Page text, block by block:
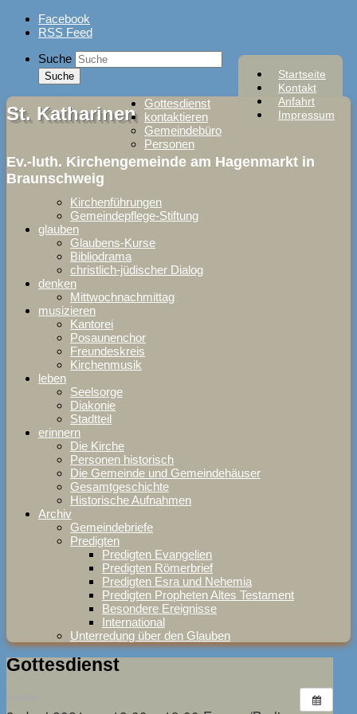
Skip
Facebook
RSS Feed
Startseite
Kontakt
Anfahrt
Impressum
Suche
St. Katharinen
Ev.-luth. Kirchengemeinde am Hagenmarkt in
Braunschweig
Gottesdienst
kontaktieren
Gemeindebüro
Personen
Kirchenführungen
Gemeindepflege-Stiftung
glauben
Glaubens-Kurse
Bibliodrama
christlich-jüdischer Dialog
denken
Mittwochnachmittag
musizieren
Kantorei
Posaunenchor
Freundeskreis
Kirchenmusik
leben
Seelsorge
Diakonie
Stadtteil
erinnern
Die Kirche
Personen historisch
Die Gemeinde und Gemeindehäuser
Gesamtgeschichte
Historische Aufnahmen
Archiv
Gemeindebriefe
Predigten
Predigten Evangelien
Predigten Römerbrief
Predigten Esra und Nehemia
Predigten Propheten Altes Testament
Besondere Ereignisse
International
Unterredung über den Glauben
Gottesdienst